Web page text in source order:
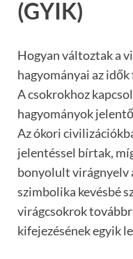
(GYIK)
Hogyan változtak a
hagyományai az
A csokrokhoz
hagyományok
Az ókori
jelentéssel bírtak,
bonyolult virágnyelv
szimbolika kevésbé
virágcsokrok
kifejezésének egyik